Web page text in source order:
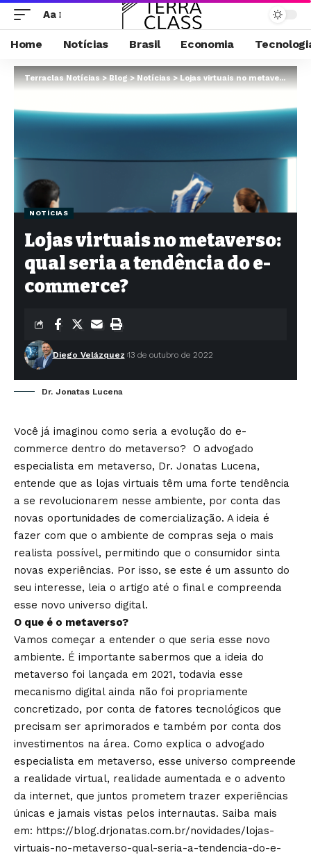
Aa
Home Notícias Brasil Economia
Terraclas Notícias>Blog>Notícias>Lojas virtuais no metaverso: qual seria a tendência do e-commerce?
NOTÍCIAS
Lojas virtuais no metaverso:
qual seria a tendência do e-
commerce?
Diego Velázquez 13 de outubro de 2022
Dr. Jonatas Lucena
Você já imaginou como seria a evolução do e-
commerce dentro do metaverso? O advogado
especialista em metaverso, Dr. Jonatas Lucena,
entende que as lojas virtuais têm uma forte tendência
a se revolucionarem nesse ambiente, por conta das
novas oportunidades de comercialização. A ideia é
fazer com que o ambiente de compras seja o mais
realista possível, permitindo que o consumidor sinta
novas experiências. Por isso, se este é um assunto do
seu interesse, leia o artigo até o final e compreenda
esse novo universo digital.
O que é o metaverso?
Vamos começar a entender o que seria esse novo
ambiente. É importante sabermos que a ideia do
metaverso foi lançada em 2021, todavia esse
mecanismo digital ainda não foi propriamente
concretizado, por conta de fatores tecnológicos que
precisam ser aprimorados e também por conta dos
investimentos na área. Como explica o advogado
especialista em metaverso, esse universo compreende
a realidade virtual, realidade aumentada e o advento
da internet, que juntos prometem trazer experiências
únicas e jamais vistas pelos internautas. Saiba mais
em: https://blog.drjonatas.com.br/novidades/lojas-
virtuais-no-metaverso-qual-seria-a-tendencia-do-e-